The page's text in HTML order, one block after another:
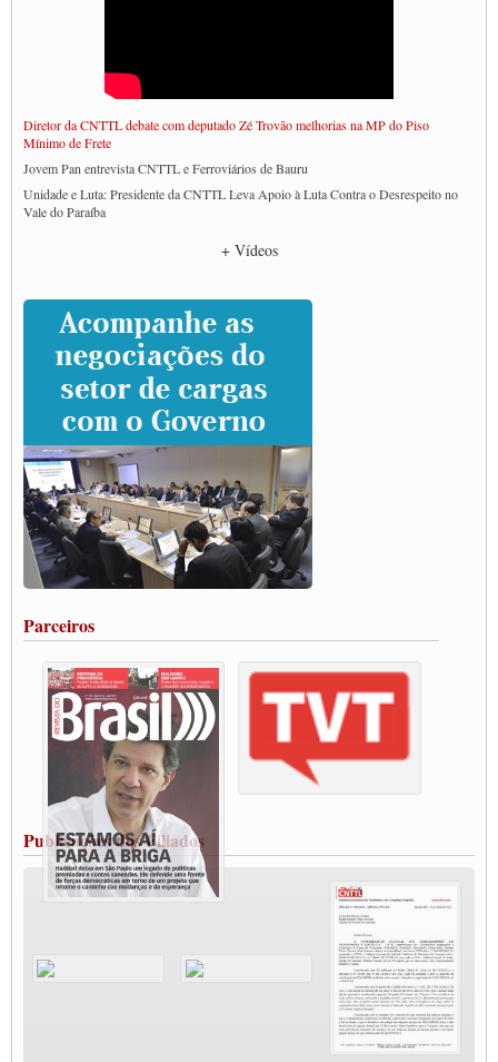
Diretor da CNTTL debate com deputado Zé Trovão melhorias na MP do Piso
Mínimo de Frete
Jovem Pan entrevista CNTTL e Ferroviários de Bauru
Unidade e Luta: Presidente da CNTTL Leva Apoio à Luta Contra o Desrespeito no
Vale do Paraíba
Caminhoneiros prometem paralisação e cobram diálogo com Lula
CNTTL e lideranças de caminhoneiros participam de debate sobre saúde nas
rodovias
Paulinho e Litti debatem política global para transporte rodoviário de cargas na
SUTCRA no Uruguai
Grande Conquista da Categoria transporte de Cargas e Caminhoneiros Autonomos
ENCONTRO INTERNACIONAL EM APOIO A CLASSE TRABALHADORA
DO BRASIL E A ELEIÇÃO 2022
Carta às Brasileiras e aos Brasileiros em Defesa do Estado Democrático de Direito
Paulinho, presidente da CNTTL, faz balanço do 3º Congresso da CNTTL
Caminhoneiros aprovam greve a partir do 1º de novembro
Rodoviários de Feira Santana fazem Assembleia para avaliar proposta de reajuste
salarial
Vacina Já: Lockdown de 24 horas dos trabalhadores em transportes está mantido,
Condutores de Guarulhos farão greve sanitária nesta terça-feira (20)
Paralisação dos Caminhoneiros na #BR285, entrocamento que liga o Mercosul ao
Rio Grande
Caminhoneiros bloqueiam duas faixas na Castello Branco e fazem protesto
Modal-Live #13 Aumento da Violência Contra Mulher e o Adoecimento da Classe
Trabalhadora em Tempos de Pandemia
MODAL-LIVE#12 POLÍTICAS PÚBLICAS DE TRANSPORTE PARA A
CLASSE TRABALHADORA E ELEIÇÕES NA PANDEMIA
MODAL-LIVE#11 POLÍTICAS PÚBLICAS DE TRANSPORTE
JUVENTUDE DO TRANSPORTE: POR QUE DEVEMOS NOS ORGANIZAR?
Fabio Primo testa positivo para Coronavírus, mas está bem de saúde
Modal-Live#9 Quais são os direitos dos trabalhador@s que contraem a Covid-19 na
Participe da Campanha Fora Bolsonaro
CNTTL e FECOOTAC apoiam Campanha de testes de COVID-19 para
MODAL-LIVE#8 - Lideranças sindicais da CNTTL, CGTB e dos caminhoneiros
+ Vídeos
Parceiros
Publicações dos Filiados